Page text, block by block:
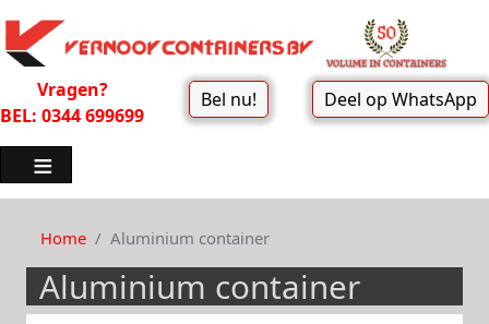
Vragen?
BEL: 0344 699699
Bel nu! Deel op WhatsApp
Home Aluminium container
Aluminium container